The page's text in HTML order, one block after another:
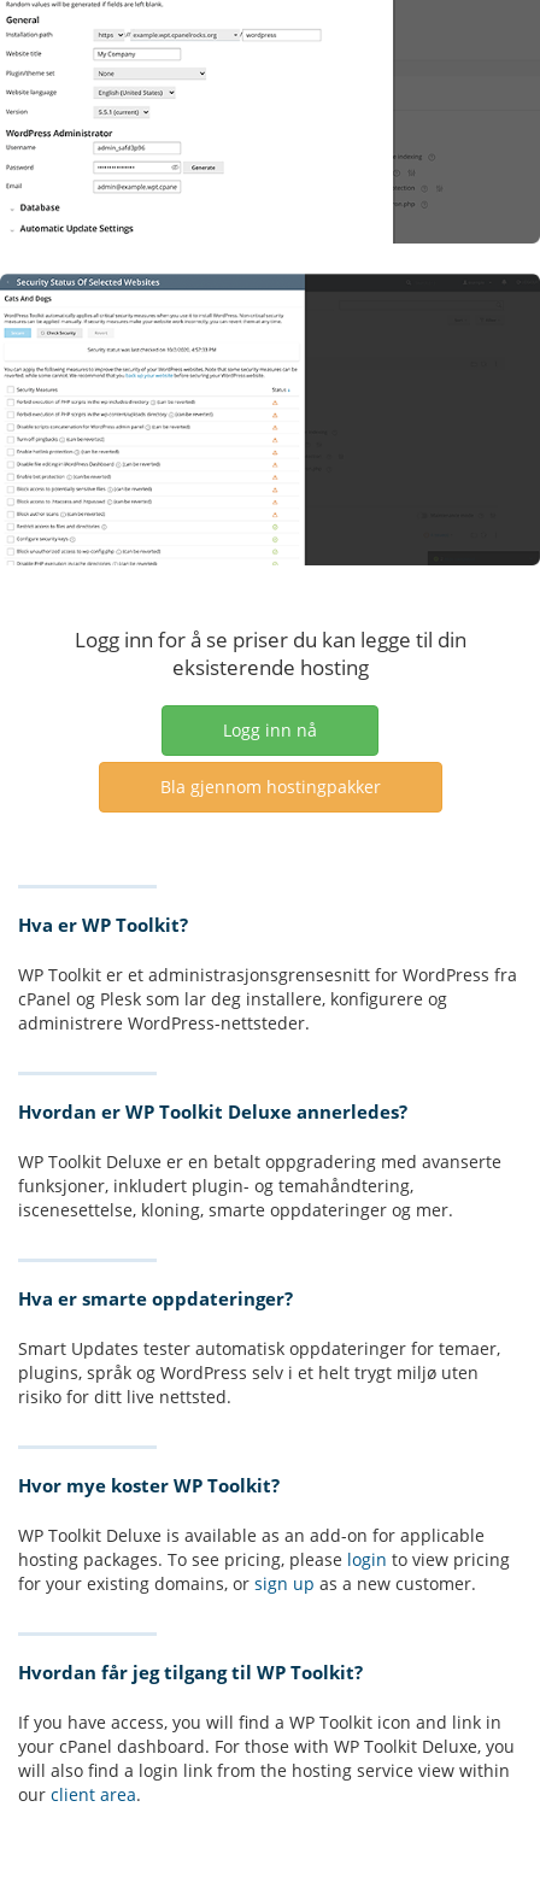
Logg inn for å se priser du kan legge til din
eksisterende hosting
Logg inn nå
Bla gjennom hostingpakker
Hva er WP Toolkit?
WP Toolkit er et administrasjonsgrensesnitt for WordPress fra
cPanel og Plesk som lar deg installere, konfigurere og
administrere WordPress-nettsteder.
Hvordan er WP Toolkit Deluxe annerledes?
WP Toolkit Deluxe er en betalt oppgradering med avanserte
funksjoner, inkludert plugin- og temahåndtering,
iscenesettelse, kloning, smarte oppdateringer og mer.
Hva er smarte oppdateringer?
Smart Updates tester automatisk oppdateringer for temaer,
plugins, språk og WordPress selv i et helt trygt miljø uten
risiko for ditt live nettsted.
Hvor mye koster WP Toolkit?
WP Toolkit Deluxe is available as an add-on for applicable
hosting packages. To see pricing, please login to view pricing
for your existing domains, or sign up as a new customer.
Hvordan får jeg tilgang til WP Toolkit?
If you have access, you will find a WP Toolkit icon and link in
your cPanel dashboard. For those with WP Toolkit Deluxe, you
will also find a login link from the hosting service view within
our client area.